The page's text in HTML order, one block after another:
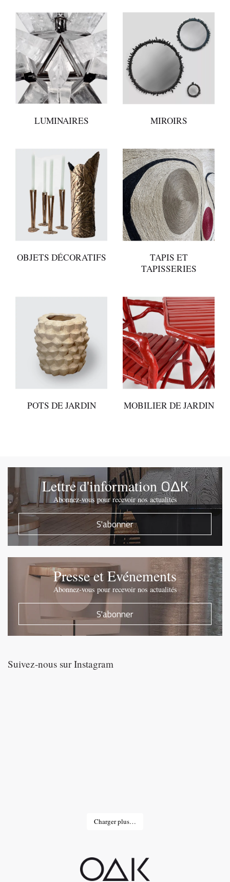
LUMINAIRES MIROIRS
OBJETS DÉCORATIFS
TAPIS ET
TAPISSERIES
POTS DE JARDIN MOBILIER DE JARDIN
Lettre d'informationOΔK
Abonnez-vous pour recevoir nos actualités
S'abonner
Presse et Evénements
Abonnez-vous pour recevoir nos actualités
S'abonner
Suivez-nous sur Instagram
Charger plus…